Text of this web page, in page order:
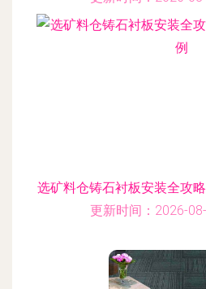
选矿料仓铸石衬板安装全攻
更新时间：2026-